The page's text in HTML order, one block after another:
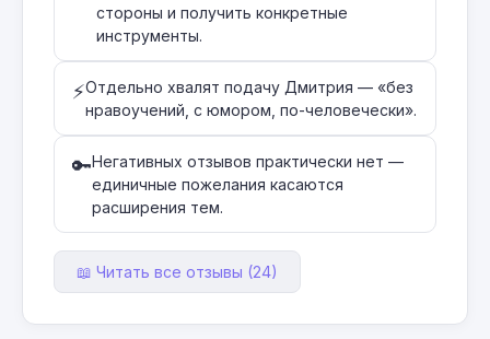
стороны и получить конкретные
инструменты.
⚡Отдельно хвалят подачу Дмитрия — «без
нравоучений, с юмором, по-человечески».
🔑Негативных отзывов практически нет —
единичные пожелания касаются
расширения тем.
📖 Читать все отзывы (24)